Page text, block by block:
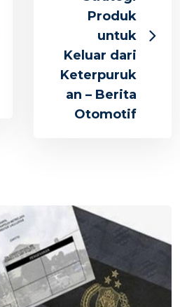
Produk
untuk
Keluar dari
Keterpuruk
an – Berita
Otomotif